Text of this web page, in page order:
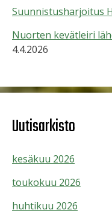
Suunnistusharjoitus
Nuorten kevätleiri
4.4.2026
Uutisarkisto
kesäkuu 2026
toukokuu 2026
huhtikuu 2026